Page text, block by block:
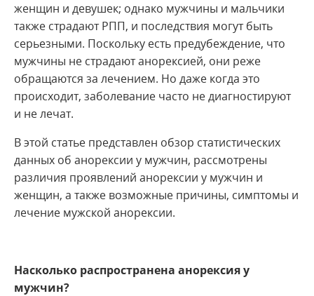
женщин и девушек; однако мужчины и мальчики
также страдают РПП, и последствия могут быть
серьезными. Поскольку есть предубеждение, что
мужчины не страдают анорексией, они реже
обращаются за лечением. Но даже когда это
происходит, заболевание часто не диагностируют
и не лечат.
В этой статье представлен обзор статистических
данных об анорексии у мужчин, рассмотрены
различия проявлений анорексии у мужчин и
женщин, а также возможные причины, симптомы и
лечение мужской анорексии.
Насколько распространена анорексия у
мужчин?